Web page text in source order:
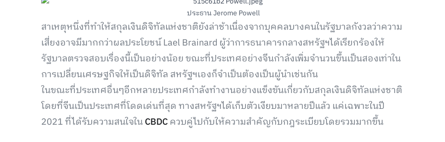
ประธาน Jerome Powell
สาเหตุหนึ่งที่ทำให้สกุลเงินดิจิทัลแห่งชาติยังล่าช้าเนื่องจากบุคคลบางคนในรัฐบาลกังวลว่าความ
เสี่ยงอาจมีมากกว่าผลประโยชน์ Lael Brainard ผู้ว่าการธนาคารกลางสหรัฐฯได้เรียกร้องให้
รัฐบาลตรวจสอบเรื่องนี้เป็นอย่างน้อย ขณะที่ประเทศอย่างจีนกำลังเพิ่มจำนวนขึ้นเป็นสองเท่าใน
การเปลี่ยนเศรษฐกิจให้เป็นดิจิทัล สหรัฐฯเองก็จำเป็นต้องเป็นผู้นำเช่นกัน
ในขณะที่ประเทศอื่นๆอีกหลายประเทศกำลังทำงานอย่างแข็งขันเกี่ยวกับสกุลเงินดิจิทัลแห่งชาติ
โดยที่จีนเป็นประเทศที่โดดเด่นที่สุด ทางสหรัฐฯได้เก็บตัวเงียบมาหลายปีแล้ว แค่เฉพาะในปี
2021 ที่ได้รับความสนใจในCBDCควบคู่ไปกับให้ความสำคัญกับกฎระเบียบโดยรวมมากขึ้น